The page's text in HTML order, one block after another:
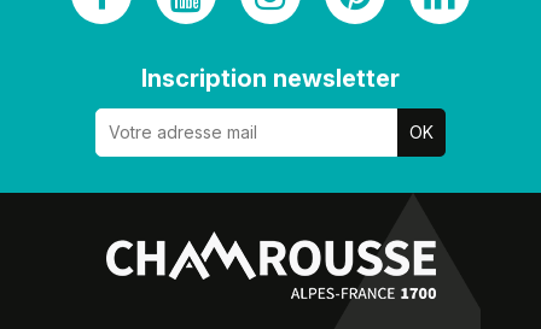
Inscription newsletter